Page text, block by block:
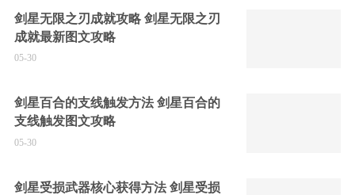
剑星无限之刃成就攻略 剑星无限之刃
成就最新图文攻略
05-30
剑星百合的支线触发方法 剑星百合的
支线触发图文攻略
05-30
剑星受损武器核心获得方法 剑星受损